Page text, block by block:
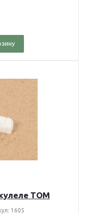
TOM
1605